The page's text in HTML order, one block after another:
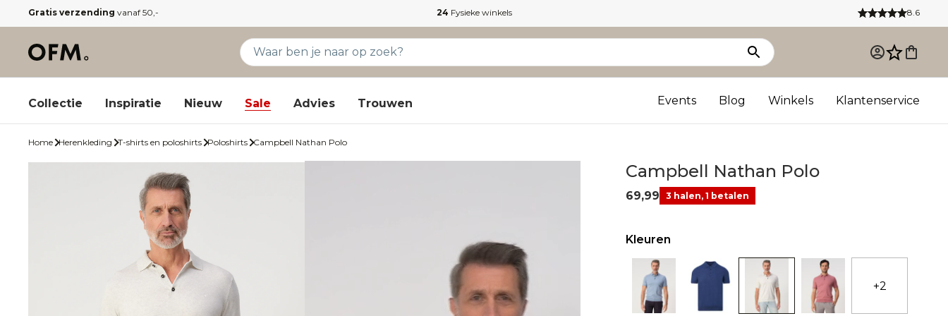
Gratis verzending vanaf 50,- 24 Fysieke winkels 8.6
Collectie Inspiratie Nieuw Sale Advies Trouwen Events Blog Winkels Klantenservice
Home Herenkleding T-shirts en poloshirts Poloshirts Campbell Nathan Polo
Campbell Nathan Polo
69,99 3 halen, 1 betalen
Kleuren
+2